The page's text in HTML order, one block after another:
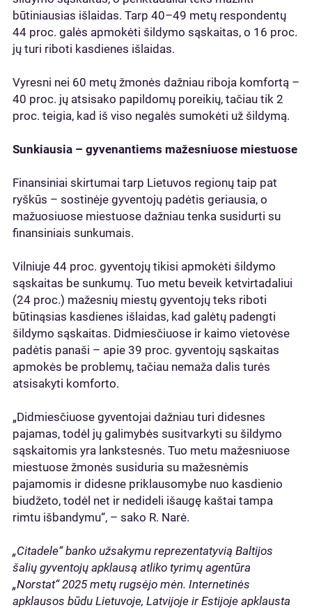
būtiniausias išlaidas. Tarp 40–49 metų respondentų
44 proc. galės apmokėti šildymo sąskaitas, o 16 proc.
jų turi riboti kasdienes išlaidas.
Vyresni nei 60 metų žmonės dažniau riboja komfortą –
40 proc. jų atsisako papildomų poreikių, tačiau tik 2
proc. teigia, kad iš viso negalės sumokėti už šildymą.
Sunkiausia – gyvenantiems mažesniuose miestuose
Finansiniai skirtumai tarp Lietuvos regionų taip pat
ryškūs – sostinėje gyventojų padėtis geriausia, o
mažuosiuose miestuose dažniau tenka susidurti su
finansiniais sunkumais.
Vilniuje 44 proc. gyventojų tikisi apmokėti šildymo
sąskaitas be sunkumų. Tuo metu beveik ketvirtadaliui
(24 proc.) mažesnių miestų gyventojų teks riboti
būtinąsias kasdienes išlaidas, kad galėtų padengti
šildymo sąskaitas. Didmiesčiuose ir kaimo vietovėse
padėtis panaši – apie 39 proc. gyventojų sąskaitas
apmokės be problemų, tačiau nemaža dalis turės
atsisakyti komforto.
„Didmiesčiuose gyventojai dažniau turi didesnes
pajamas, todėl jų galimybės susitvarkyti su šildymo
sąskaitomis yra lankstesnės. Tuo metu mažesniuose
miestuose žmonės susiduria su mažesnėmis
pajamomis ir didesne priklausomybe nuo kasdienio
biudžeto, todėl net ir nedideli išaugę kaštai tampa
rimtu išbandymu“, – sako R. Narė.
„Citadele“ banko užsakymu reprezentatyvią Baltijos
šalių gyventojų apklausą atliko tyrimų agentūra
„Norstat“ 2025 metų rugsėjo mėn. Internetinės
apklausos būdu Lietuvoje, Latvijoje ir Estijoje apklausta